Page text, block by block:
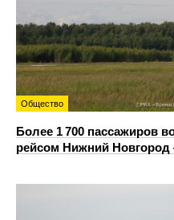
Общество
Более 1 700 пассажиров
рейсом Нижний Новгород